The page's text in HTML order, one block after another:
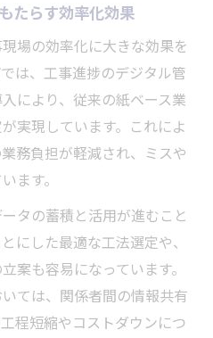
たらす効率化効果
場の効率化に大きな効果を
は、工事進捗のデジタル管
により、従来の紙ベース業
実現しています。これによ
務負担が軽減され、ミスや
ます。
タの蓄積と活用が進むこと
にした最適な工法選定や、
案も容易になっています。
ては、関係者間の情報共有
程短縮やコストダウンにつ